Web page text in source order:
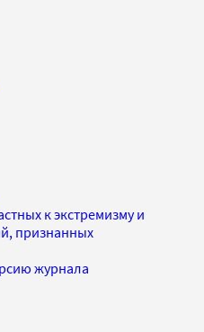
к экстремизму и
признанных
журнала